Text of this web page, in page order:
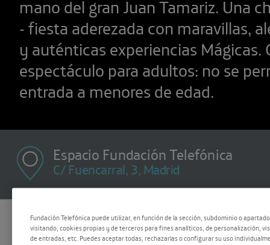
mano del gran Juan Tamariz. Una
- fiesta aderezada con maravillas,
y auténticas experiencias Mágicas.
espectáculo para adultos: no se
entrada a menores de edad.
Espacio Fundación Telefónica
C/ Fuencarral, 3, Madrid
#HoudiniDesatado
Fundación Telefónica puede utilizar, en función de la sección, subdominio o
visitando, cookies propias y de terceros para fines analíticos, de personalización,
de entradas, etc. Puedes aceptar todas, rechazarlas o configurar su uso